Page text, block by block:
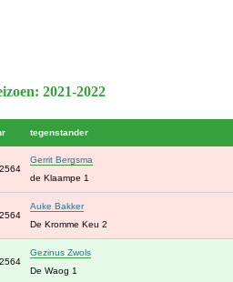
2021-2022
tegenstander
Gerrit Bergsma
de Klaampe 1
Auke Bakker
De Kromme Keu 2
Gezinus Zwols
De Waog 1